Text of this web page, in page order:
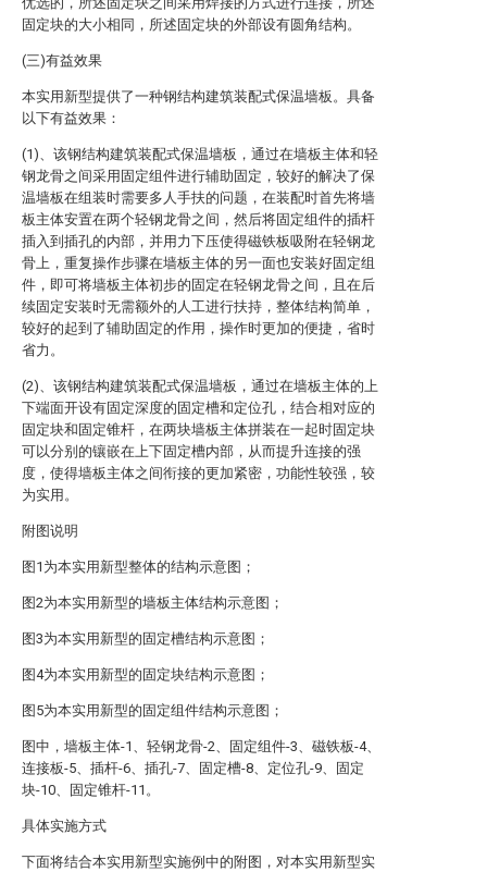
固定块的大小相同，所述固定块的外部设有圆角结构。
(三)有益效果
本实用新型提供了一种钢结构建筑装配式保温墙板。具备
以下有益效果：
(1)、该钢结构建筑装配式保温墙板，通过在墙板主体和轻
钢龙骨之间采用固定组件进行辅助固定，较好的解决了保
温墙板在组装时需要多人手扶的问题，在装配时首先将墙
板主体安置在两个轻钢龙骨之间，然后将固定组件的插杆
插入到插孔的内部，并用力下压使得磁铁板吸附在轻钢龙
骨上，重复操作步骤在墙板主体的另一面也安装好固定组
件，即可将墙板主体初步的固定在轻钢龙骨之间，且在后
续固定安装时无需额外的人工进行扶持，整体结构简单，
较好的起到了辅助固定的作用，操作时更加的便捷，省时
省力。
(2)、该钢结构建筑装配式保温墙板，通过在墙板主体的上
下端面开设有固定深度的固定槽和定位孔，结合相对应的
固定块和固定锥杆，在两块墙板主体拼装在一起时固定块
可以分别的镶嵌在上下固定槽内部，从而提升连接的强
度，使得墙板主体之间衔接的更加紧密，功能性较强，较
为实用。
附图说明
图1为本实用新型整体的结构示意图；
图2为本实用新型的墙板主体结构示意图；
图3为本实用新型的固定槽结构示意图；
图4为本实用新型的固定块结构示意图；
图5为本实用新型的固定组件结构示意图；
图中，墙板主体-1、轻钢龙骨-2、固定组件-3、磁铁板-4、
连接板-5、插杆-6、插孔-7、固定槽-8、定位孔-9、固定
块-10、固定锥杆-11。
具体实施方式
下面将结合本实用新型实施例中的附图，对本实用新型实